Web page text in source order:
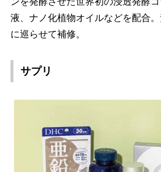
液、ナノ化植物オイルなどを配合
に巡らせて補修。
サプリ